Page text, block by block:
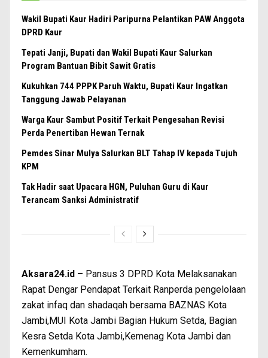
Wakil Bupati Kaur Hadiri Paripurna Pelantikan PAW Anggota
DPRD Kaur
Tepati Janji, Bupati dan Wakil Bupati Kaur Salurkan
Program Bantuan Bibit Sawit Gratis
Kukuhkan 744 PPPK Paruh Waktu, Bupati Kaur Ingatkan
Tanggung Jawab Pelayanan
Warga Kaur Sambut Positif Terkait Pengesahan Revisi
Perda Penertiban Hewan Ternak
Pemdes Sinar Mulya Salurkan BLT Tahap IV kepada Tujuh
KPM
Tak Hadir saat Upacara HGN, Puluhan Guru di Kaur
Terancam Sanksi Administratif
Aksara24.id – Pansus 3 DPRD Kota Melaksanakan
Rapat Dengar Pendapat Terkait Ranperda pengelolaan
zakat infaq dan shadaqah bersama BAZNAS Kota
Jambi,MUI Kota Jambi Bagian Hukum Setda, Bagian
Kesra Setda Kota Jambi,Kemenag Kota Jambi dan
Kemenkumham.